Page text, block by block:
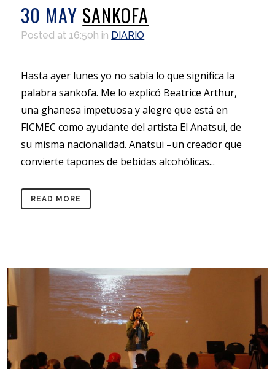
30 MAY SANKOFA
Posted at 16:50h in DIARIO
Hasta ayer lunes yo no sabía lo que significa la
palabra sankofa. Me lo explicó Beatrice Arthur,
una ghanesa impetuosa y alegre que está en
FICMEC como ayudante del artista El Anatsui, de
su misma nacionalidad. Anatsui –un creador que
convierte tapones de bebidas alcohólicas...
READ MORE